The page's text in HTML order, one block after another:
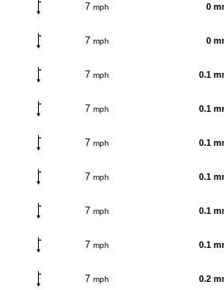
7 mph 0
7 mph 0
7 mph 0.1
7 mph 0.1
7 mph 0.1
7 mph 0.1
7 mph 0.1
7 mph 0.1
7 mph 0.2